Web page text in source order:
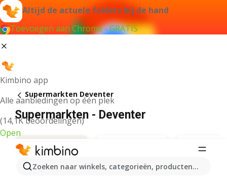
Altijd de actuele folders bij de hand
Toevoegen aan Chrome - GRATIS
Kimbino app
Alle aanbiedingen op één plek
(14,1K beoordelingen)
Open
Zoeken naar winkels, categorieën, producten...
Supermarkten Deventer
Supermarkten - Deventer
Albert Heijn